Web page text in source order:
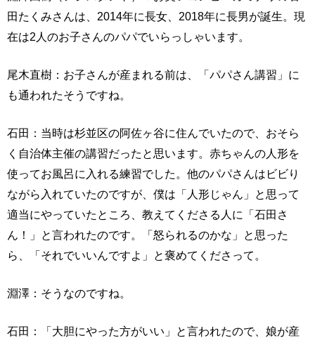
田たくみさんは、2014年に長女、2018年に長男が誕生。現
在は2人のお子さんのパパでいらっしゃいます。
尾木直樹：お子さんが産まれる前は、「パパさん講習」に
も通われたそうですね。
石田：当時は杉並区の阿佐ヶ谷に住んでいたので、おそら
く自治体主催の講習だったと思います。赤ちゃんの人形を
使ってお風呂に入れる練習でした。他のパパさんはビビり
ながら入れていたのですが、僕は「人形じゃん」と思って
適当にやっていたところ、教えてくださる人に「石田さ
ん！」と言われたのです。「怒られるのかな」と思った
ら、「それでいいんですよ」と褒めてくださって。
淵澤：そうなのですね。
石田：「大胆にやった方がいい」と言われたので、娘が産